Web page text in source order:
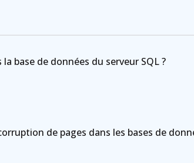
base de données du serveur SQL ?
de pages dans les bases de